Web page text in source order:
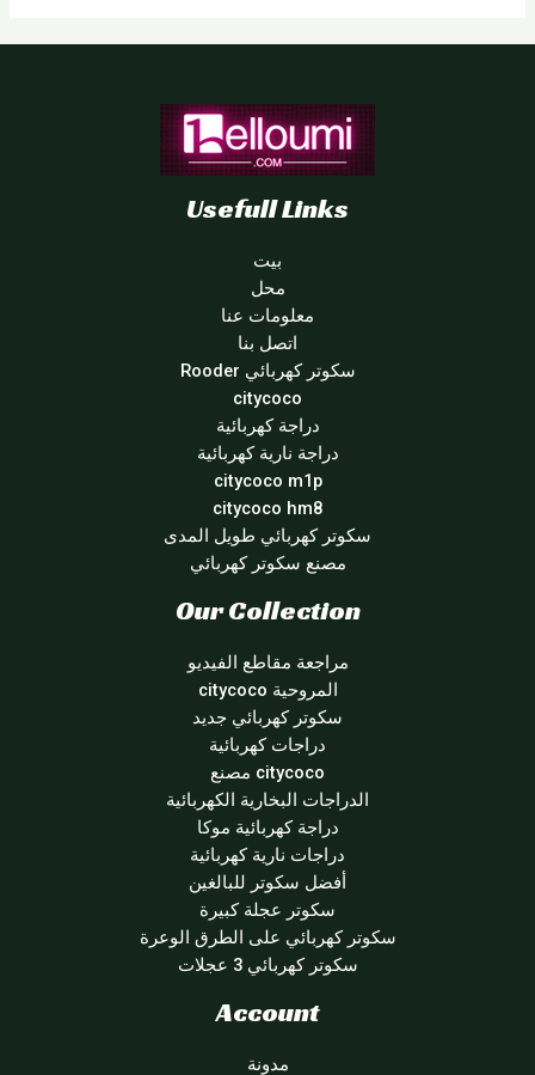
Usefull Links
بيت
محل
معلومات عنا
اتصل بنا
سكوتر كهربائي Rooder
citycoco
دراجة كهربائية
دراجة نارية كهربائية
citycoco m1p
citycoco hm8
سكوتر كهربائي طويل المدى
مصنع سكوتر كهربائي
Our Collection
مراجعة مقاطع الفيديو
المروحية citycoco
سكوتر كهربائي جديد
دراجات كهربائية
citycoco مصنع
الدراجات البخارية الكهربائية
دراجة كهربائية موكا
دراجات نارية كهربائية
أفضل سكوتر للبالغين
سكوتر عجلة كبيرة
سكوتر كهربائي على الطرق الوعرة
سكوتر كهربائي 3 عجلات
Account
مدونة